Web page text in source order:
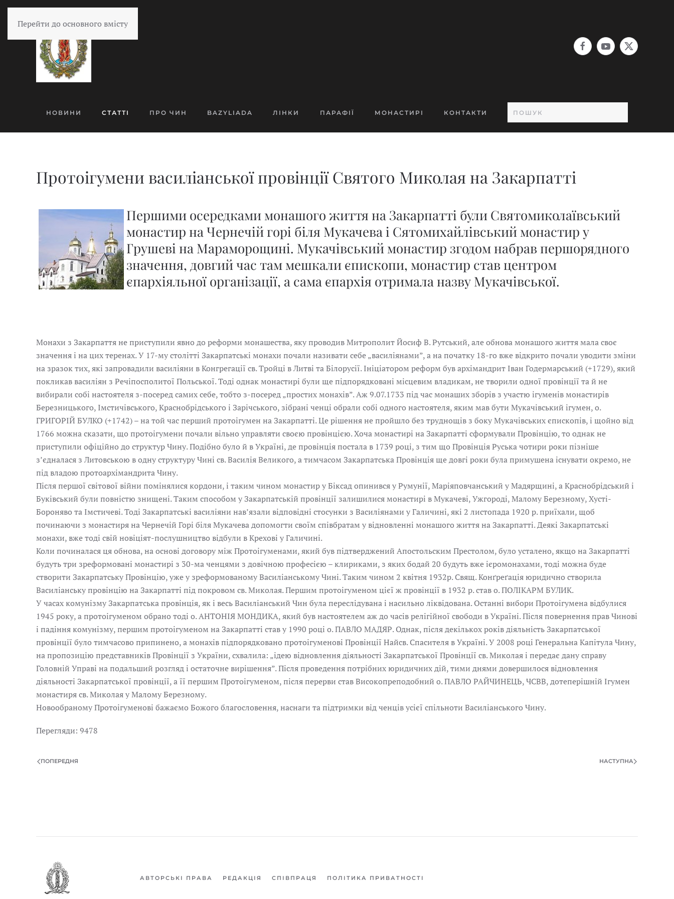
Перейти до основного вмісту
НОВИНИ СТАТТІ ПРО ЧИН BAZYLIADA ЛІНКИ ПАРАФІЇ МОНАСТИРІ КОНТАКТИ
Протоігумени василіанської провінції Святого Миколая на Закарпатті
Першими осередками монашого життя на Закарпатті були Святомиколаївський
монастир на Чернечій горі біля Мукачева і Сятомихайлівський монастир у
Грушеві на Мараморощині. Мукачівський монастир згодом набрав першорядного
значення, довгий час там мешкали єпископи, монастир став центром
єпархіяльної організації, а сама єпархія отримала назву Мукачівської.
Монахи з Закарпаття не приступили явно до реформи монашества, яку проводив Митрополит Йосиф В. Рутський, але обнова монашого життя мала своє
значення і на цих теренах. У 17-му столітті Закарпатські монахи почали називати себе „василіянами”, а на початку 18-го вже відкрито почали уводити зміни
на зразок тих, які запровадили василіяни в Конгрегації св. Тройці в Литві та Білорусії. Ініціатором реформ був архімандрит Іван Годермарський (+1729), який
покликав василіян з Речіпосполитої Польської. Тоді однак монастирі були ще підпорядковані місцевим владикам, не творили одної провінції та й не
вибирали собі настоятеля з-посеред самих себе, тобто з-посеред „простих монахів”. Аж 9.07.1733 під час монаших зборів з участю ігуменів монастирів
Березницького, Імстичівського, Краснобрідського і Зарічського, зібрані ченці обрали собі одного настоятеля, яким мав бути Мукачівський ігумен, о.
ГРИГОРІЙ БУЛКО (+1742) – на той час перший протоігумен на Закарпатті. Це рішення не пройшло без труднощів з боку Мукачівських єпископів, і щойно від
1766 можна сказати, що протоігумени почали вільно управляти своєю провінцією. Хоча монастирі на Закарпатті сформували Провінцію, то однак не
приступили офіційно до структур Чину. Подібно було й в Україні, де провінція постала в 1739 році, з тим що Провінція Руська чотири роки пізніше
з’єдналася з Литовською в одну структуру Чині св. Василія Великого, а тимчасом Закарпатська Провінція ще довгі роки була примушена існувати окремо, не
під владою протоархімандрита Чину.
Після першої світової війни помінялися кордони, і таким чином монастир у Біксад опинився у Румунії, Маріяповчанський у Мадярщині, а Краснобрідський і
Буківський були повністю знищені. Таким способом у Закарпатській провінції залишилися монастирі в Мукачеві, Ужгороді, Малому Березному, Хусті-
Бороняво та Імстичеві. Тоді Закарпатські василіяни нав’язали відповідні стосунки з Василіянами у Галичині, які 2 листопада 1920 р. приїхали, щоб
починаючи з монастиря на Чернечій Горі біля Мукачева допомогти своїм співбратам у відновленні монашого життя на Закарпатті. Деякі Закарпатські
монахи, вже тоді свій новіціят-послушництво відбули в Крехові у Галичині.
Коли починалася ця обнова, на основі договору між Протоігуменами, який був підтверджений Апостольским Престолом, було усталено, якщо на Закарпатті
будуть три зреформовані монастирі з 30-ма ченцями з довічною професією – клириками, з яких бодай 20 будуть вже ієромонахами, тоді можна буде
створити Закарпатську Провінцію, уже у зреформованому Василіанському Чині. Таким чином 2 квітня 1932р. Свящ. Конґреґація юридично створила
Василіанську провінцію на Закарпатті під покровом св. Миколая. Першим протоігуменом цієї ж провінції в 1932 р. став о. ПОЛІКАРМ БУЛИК.
У часах комунізму Закарпатська провінція, як і весь Василіанський Чин була переслідувана і насильно ліквідована. Останні вибори Протоігумена відбулися
1945 року, а протоігуменом обрано тоді о. АНТОНІЯ МОНДИКА, який був настоятелем аж до часів релігійної свободи в Україні. Після повернення прав Чинові
і падіння комунізму, першим протоігуменом на Закарпатті став у 1990 році о. ПАВЛО МАДЯР. Однак, після декількох років діяльність Закарпатської
провінції було тимчасово припинено, а монахів підпорядковано протоігуменові Провінції Найсв. Спасителя в Україні. У 2008 році Генеральна Капітула Чину,
на пропозицію представників Провінції з України, схвалила: „ідею відновлення діяльності Закарпатської Провінції св. Миколая і передає дану справу
Головній Управі на подальший розгляд і остаточне вирішення”. Після проведення потрібних юридичних дій, тими днями довершилося відновлення
діяльності Закарпатської провінції, а її першим Протоігуменом, після перерви став Високопреподобний о. ПАВЛО РАЙЧИНЕЦЬ, ЧСВВ, дотеперішній Ігумен
монастиря св. Миколая у Малому Березному.
Новообраному Протоігуменові бажаємо Божого благословення, наснаги та підтримки від ченців усієї спільноти Василіанського Чину.
Перегляди: 9478
ПОПЕРЕДНЯ НАСТУПНА
АВТОРСЬКІ ПРАВА РЕДАКЦІЯ СПІВПРАЦЯ ПОЛІТИКА ПРИВАТНОСТІ